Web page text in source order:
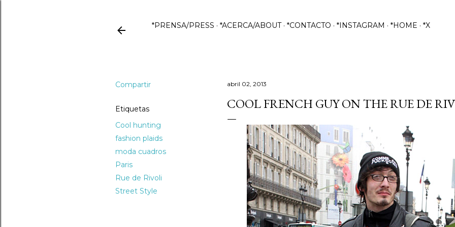
*PRENSA/PRESS *ACERCA/ABOUT *CONTACTO *INSTAGRAM *HOME *X
Compartir
Etiquetas
Cool hunting
fashion plaids
moda cuadros
Paris
Rue de Rivoli
Street Style
abril 02, 2013
COOL FRENCH GUY ON THE RUE DE